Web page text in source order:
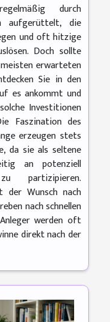
durch
aufgerüttelt, die
und oft hitzige
Doch sollte
erwarteten
Sie in den
es ankommt und
Investitionen
Faszination des
erzeugen stets
da sie als seltene
an potenziell
partizipieren.
der Wunsch nach
nach schnellen
werden oft
direkt nach der